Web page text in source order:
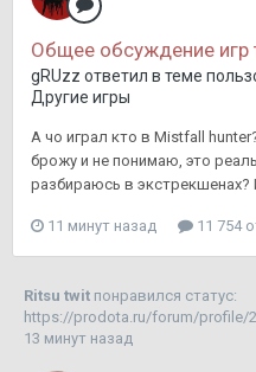
Общее обсуждение игр
gRUzz ответил в теме
Другие игры
А чо играл кто в Mistfall
брожу и не понимаю, это
разбираюсь в экстрекшенах?
11 минут назад 11 754
Ritsu twit понравился статус:
https://prodota.ru/forum/profile/
13 минут назад